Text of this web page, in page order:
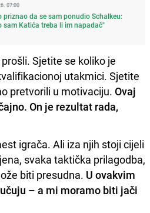
07:00
priznao da se sam ponudio Schalkeu:
sam Katića treba li im napadač"
Sjetite se koliko je
utakmici. Sjetite
pretvorili u motivaciju. Ovaj
On je rezultat rada,
igrača. Ali iza njih stoji cijeli
svaka taktička prilagodba,
biti presudna. U ovakvim
– a mi moramo biti jači